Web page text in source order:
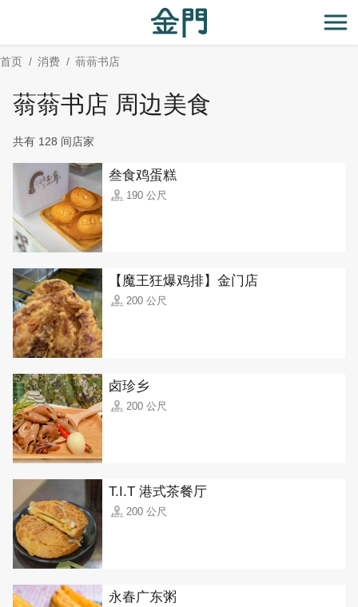
主
要
开
首页 消费 蓊蓊书店
蓊蓊书店 周边美食
共有 128 间店家
叁食鸡蛋糕
190 公尺
【魔王狂爆鸡排】金门店
200 公尺
卤珍乡
200 公尺
T.I.T 港式茶餐厅
200 公尺
永春广东粥